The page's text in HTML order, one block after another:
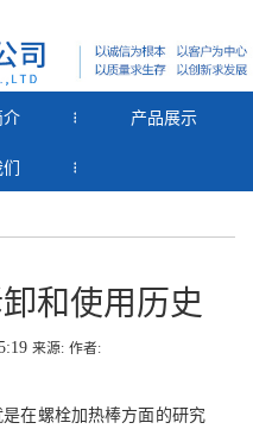
介 产品展示
和使用历史
来源: 作者:
在螺栓加热棒方面的研究